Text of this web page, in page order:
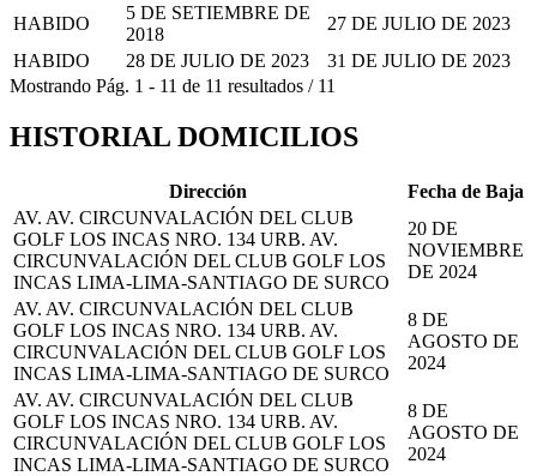
HABIDO
5 DE SETIEMBRE DE
2018
27 DE JULIO DE 2023
HABIDO
28 DE JULIO DE 2023
31 DE JULIO DE 2023
Mostrando Pág. 1 - 11 de 11 resultados / 11
HISTORIAL DOMICILIOS
Dirección
Fecha de Baja
AV. AV. CIRCUNVALACIÓN DEL CLUB
GOLF LOS INCAS NRO. 134 URB. AV.
CIRCUNVALACIÓN DEL CLUB GOLF LOS
INCAS LIMA-LIMA-SANTIAGO DE SURCO
20 DE
NOVIEMBRE
DE 2024
AV. AV. CIRCUNVALACIÓN DEL CLUB
GOLF LOS INCAS NRO. 134 URB. AV.
CIRCUNVALACIÓN DEL CLUB GOLF LOS
INCAS LIMA-LIMA-SANTIAGO DE SURCO
8 DE
AGOSTO DE
2024
AV. AV. CIRCUNVALACIÓN DEL CLUB
GOLF LOS INCAS NRO. 134 URB. AV.
CIRCUNVALACIÓN DEL CLUB GOLF LOS
INCAS LIMA-LIMA-SANTIAGO DE SURCO
8 DE
AGOSTO DE
2024